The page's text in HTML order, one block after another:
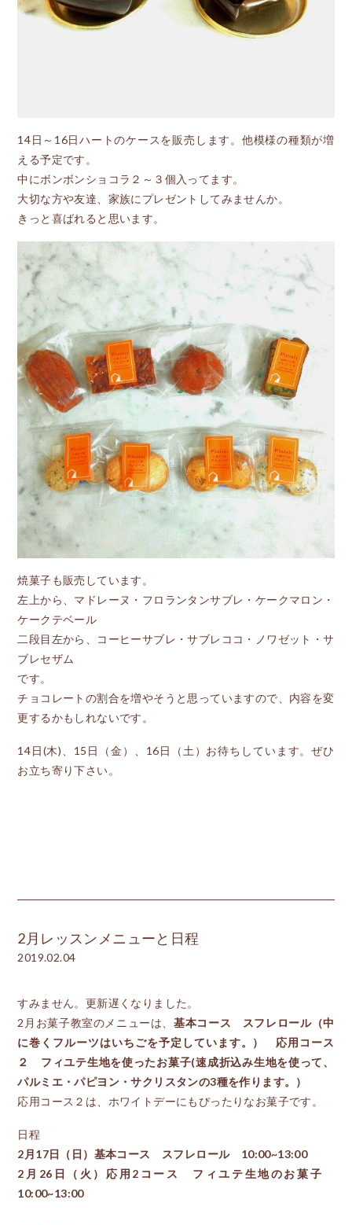
14日～16日ハートのケースを販売します。他模様の種類が増
える予定です。
中にボンボンショコラ２～３個入ってます。
大切な方や友達、家族にプレゼントしてみませんか。
きっと喜ばれると思います。
焼菓子も販売しています。
左上から、マドレーヌ・フロランタンサブレ・ケークマロン・
ケークテベール
二段目左から、コーヒーサブレ・サブレココ・ノワゼット・サ
ブレセザム
です。
チョコレートの割合を増やそうと思っていますので、内容を変
更するかもしれないです。
14日(木)、15日（金）、16日（土）お待ちしています。ぜひ
お立ち寄り下さい。
2月レッスンメニューと日程
2019.02.04
すみません。更新遅くなりました。
2月お菓子教室のメニューは、基本コース スフレロール（中
に巻くフルーツはいちごを予定しています。） 応用コース
２ フィユテ生地を使ったお菓子(速成折込み生地を使って、
パルミエ・パピヨン・サクリスタンの3種を作ります。）
応用コース２は、ホワイトデーにもぴったりなお菓子です。
日程
2月17日（日）基本コース スフレロール 10:00~13:00
2月26日（火）応用2コース フィユテ生地のお菓子
10:00~13:00